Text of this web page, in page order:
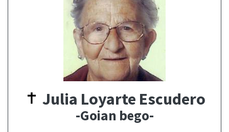
Julia Loyarte Escudero
-Goian bego-